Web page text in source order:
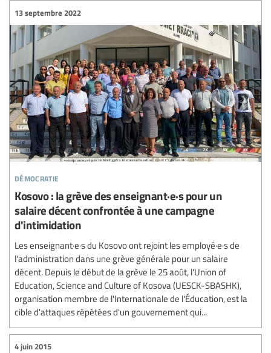
démocratie
13 septembre 2022
Kosovo : la grève des enseignant·e·s pour un
salaire décent confrontée à une campagne
d'intimidation
Les enseignant·e·s du Kosovo ont rejoint les employé·e·s de
l'administration dans une grève générale pour un salaire
décent. Depuis le début de la grève le 25 août, l'Union of
Education, Science and Culture of Kosova (UESCK-SBASHK),
organisation membre de l'Internationale de l'Éducation, est la
cible d'attaques répétées d'un gouvernement qui...
4 juin 2015